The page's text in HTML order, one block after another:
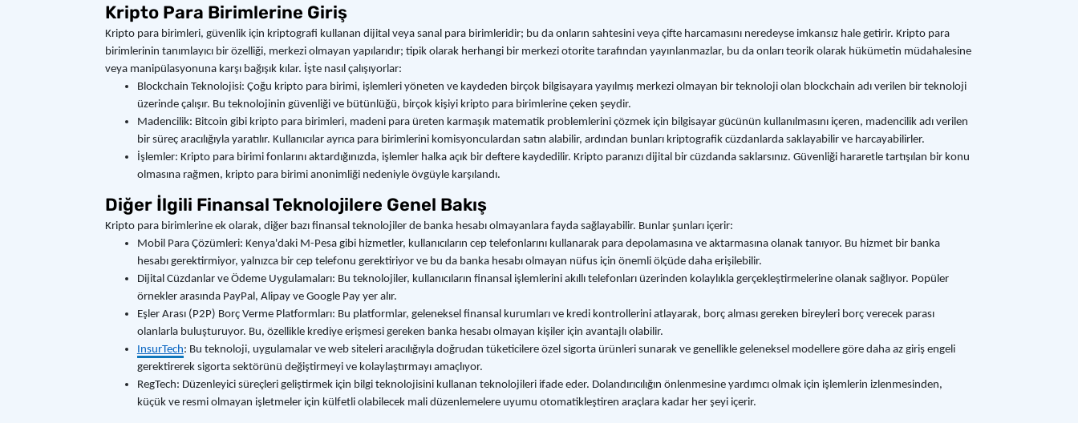
Kripto Para Birimlerine Giriş
Kripto para birimleri, güvenlik için kriptografi kullanan dijital veya sanal para birimleridir; bu da onların sahtesini veya çifte harcamasını neredeyse imkansız hale getirir. Kripto para
birimlerinin tanımlayıcı bir özelliği, merkezi olmayan yapılarıdır; tipik olarak herhangi bir merkezi otorite tarafından yayınlanmazlar, bu da onları teorik olarak hükümetin müdahalesine
veya manipülasyonuna karşı bağışık kılar. İşte nasıl çalışıyorlar:
Blockchain Teknolojisi: Çoğu kripto para birimi, işlemleri yöneten ve kaydeden birçok bilgisayara yayılmış merkezi olmayan bir teknoloji olan blockchain adı verilen bir teknoloji
üzerinde çalışır. Bu teknolojinin güvenliği ve bütünlüğü, birçok kişiyi kripto para birimlerine çeken şeydir.
Madencilik: Bitcoin gibi kripto para birimleri, madeni para üreten karmaşık matematik problemlerini çözmek için bilgisayar gücünün kullanılmasını içeren, madencilik adı verilen
bir süreç aracılığıyla yaratılır. Kullanıcılar ayrıca para birimlerini komisyonculardan satın alabilir, ardından bunları kriptografik cüzdanlarda saklayabilir ve harcayabilirler.
İşlemler: Kripto para birimi fonlarını aktardığınızda, işlemler halka açık bir deftere kaydedilir. Kripto paranızı dijital bir cüzdanda saklarsınız. Güvenliği hararetle tartışılan bir konu
olmasına rağmen, kripto para birimi anonimliği nedeniyle övgüyle karşılandı.
Diğer İlgili Finansal Teknolojilere Genel Bakış
Kripto para birimlerine ek olarak, diğer bazı finansal teknolojiler de banka hesabı olmayanlara fayda sağlayabilir. Bunlar şunları içerir:
Mobil Para Çözümleri: Kenya'daki M-Pesa gibi hizmetler, kullanıcıların cep telefonlarını kullanarak para depolamasına ve aktarmasına olanak tanıyor. Bu hizmet bir banka
hesabı gerektirmiyor, yalnızca bir cep telefonu gerektiriyor ve bu da banka hesabı olmayan nüfus için önemli ölçüde daha erişilebilir.
Dijital Cüzdanlar ve Ödeme Uygulamaları: Bu teknolojiler, kullanıcıların finansal işlemlerini akıllı telefonları üzerinden kolaylıkla gerçekleştirmelerine olanak sağlıyor. Popüler
örnekler arasında PayPal, Alipay ve Google Pay yer alır.
Eşler Arası (P2P) Borç Verme Platformları: Bu platformlar, geleneksel finansal kurumları ve kredi kontrollerini atlayarak, borç alması gereken bireyleri borç verecek parası
olanlarla buluşturuyor. Bu, özellikle krediye erişmesi gereken banka hesabı olmayan kişiler için avantajlı olabilir.
InsurTech: Bu teknoloji, uygulamalar ve web siteleri aracılığıyla doğrudan tüketicilere özel sigorta ürünleri sunarak ve genellikle geleneksel modellere göre daha az giriş engeli
gerektirerek sigorta sektörünü değiştirmeyi ve kolaylaştırmayı amaçlıyor.
RegTech: Düzenleyici süreçleri geliştirmek için bilgi teknolojisini kullanan teknolojileri ifade eder. Dolandırıcılığın önlenmesine yardımcı olmak için işlemlerin izlenmesinden,
küçük ve resmi olmayan işletmeler için külfetli olabilecek mali düzenlemelere uyumu otomatikleştiren araçlara kadar her şeyi içerir.